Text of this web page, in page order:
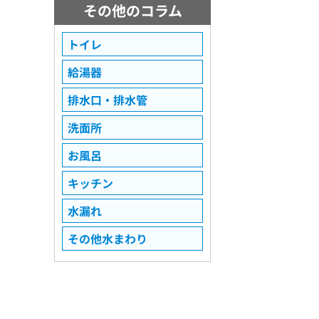
その他のコラム
トイレ
給湯器
排水口・排水管
洗面所
お風呂
キッチン
水漏れ
その他水まわり